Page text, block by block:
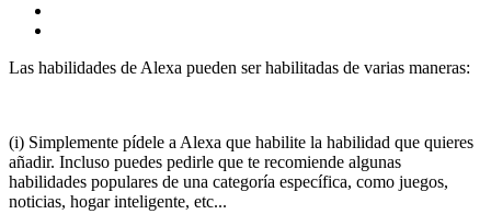
Las habilidades de Alexa pueden ser habilitadas de varias maneras:
(i) Simplemente pídele a Alexa que habilite la habilidad que quieres
añadir. Incluso puedes pedirle que te recomiende algunas
habilidades populares de una categoría específica, como juegos,
noticias, hogar inteligente, etc...